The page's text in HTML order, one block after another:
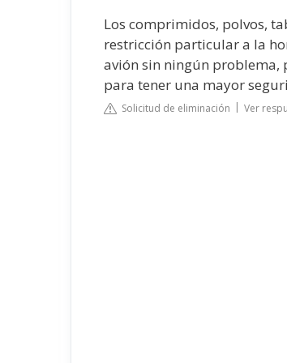
Los comprimidos, polvos,
restricción particular a la
avión sin ningún problema,
para tener una mayor
Solicitud de eliminación Ver